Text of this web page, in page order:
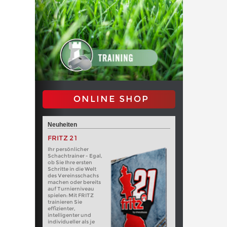
ONLINE SHOP
Neuheiten
FRITZ 21
Ihr persönlicher
Schachtrainer - Egal,
ob Sie Ihre ersten
Schritte in die Welt
des Vereinsschachs
machen oder bereits
auf Turnierniveau
spielen: Mit FRITZ
trainieren Sie
effizienter,
intelligenter und
individueller als je